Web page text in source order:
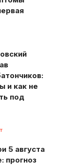
и как не
под
5 августа
прогноз